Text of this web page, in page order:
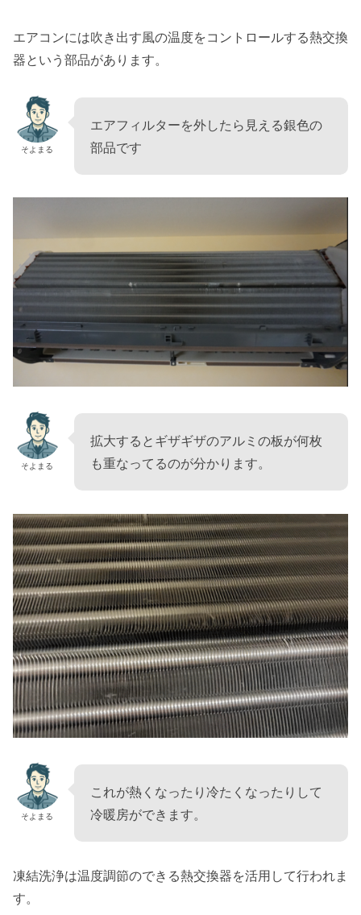
エアコンには吹き出す風の温度をコントロールする熱交換
器という部品があります。
そよまる
エアフィルターを外したら見える銀色の
部品です
そよまる
拡大するとギザギザのアルミの板が何枚
も重なってるのが分かります。
そよまる
これが熱くなったり冷たくなったりして
冷暖房ができます。
凍結洗浄は温度調節のできる熱交換器を活用して行われま
す。